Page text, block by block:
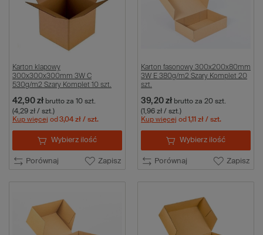
Karton klapowy
300x300x300mm 3W C
530g/m2 Szary Komplet 10 szt.
42,90 zł brutto za 10 szt.
(4,29 zł / szt.)
Kup więcej od 3,04 zł / szt.
Porównaj Zapisz
Wybierz ilość
Karton fasonowy 300x200x80mm
3W E 380g/m2 Szary Komplet 20
szt.
39,20 zł brutto za 20 szt.
(1,96 zł / szt.)
Kup więcej od 1,11 zł / szt.
Porównaj Zapisz
Wybierz ilość